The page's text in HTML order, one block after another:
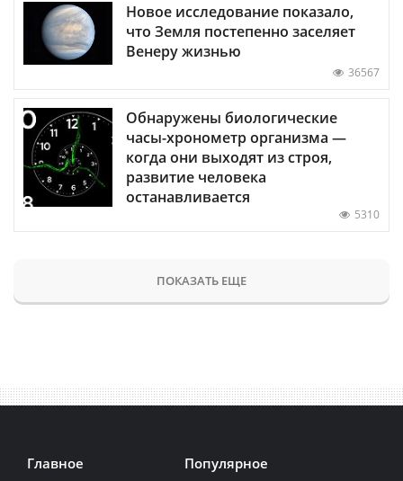
Новое исследование показало,
что Земля постепенно заселяет
Венеру жизнью
36567
Обнаружены биологические
часы-хронометр организма —
когда они выходят из строя,
развитие человека
останавливается
5310
ПОКАЗАТЬ ЕЩЕ
Главное Популярное